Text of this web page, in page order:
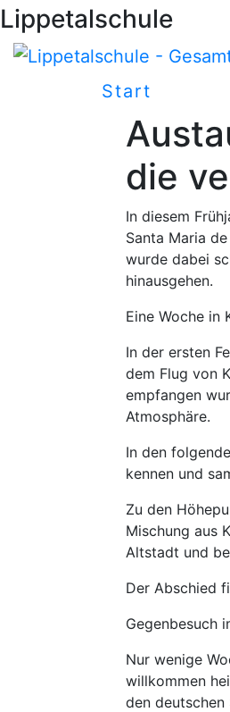
Lippetalschule
Start
die
In diesem
Santa Maria
wurde dabei
hinausgehen.
Eine Woche in
In der ersten
dem Flug von
empfangen
Atmosphäre.
In den
kennen und
Zu den
Mischung aus
Altstadt und
Der Abschied
Gegenbesuch
Nur wenige
willkommen
den